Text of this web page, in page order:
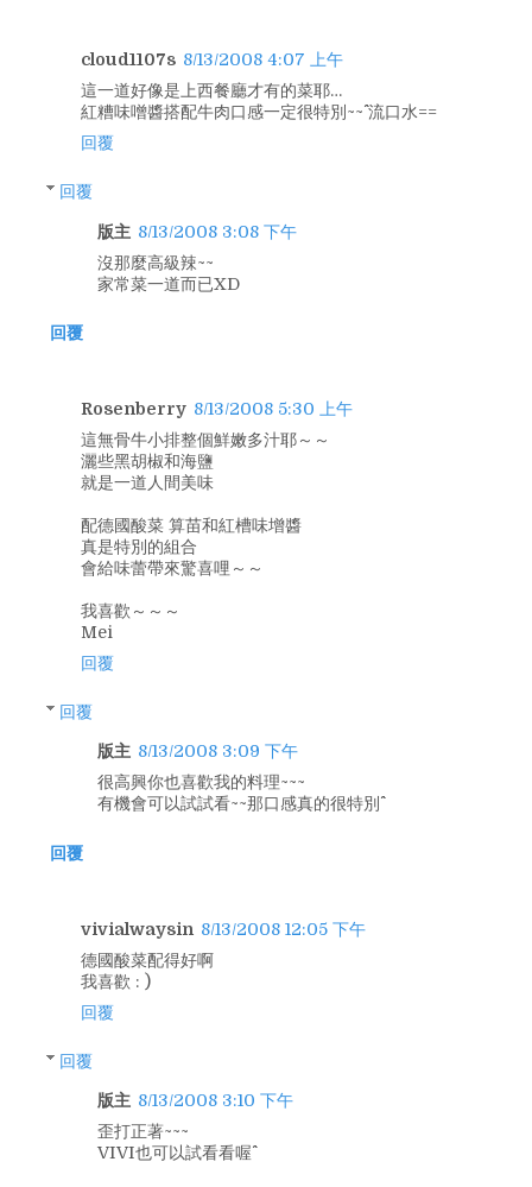
cloud1107s 8/13/2008 4:07 上午
這一道好像是上西餐廳才有的菜耶…
紅糟味噌醬搭配牛肉口感一定很特別~~^^ 流口水==
回覆
回覆
版主 8/13/2008 3:08 下午
沒那麼高級辣~~
家常菜一道而已XD
回覆
Rosenberry 8/13/2008 5:30 上午
這無骨牛小排整個鮮嫩多汁耶～～
灑些黑胡椒和海鹽
就是一道人間美味
配德國酸菜 算苗和紅槽味增醬
真是特別的組合
會給味蕾帶來驚喜哩～～
我喜歡～～～
Mei
回覆
回覆
版主 8/13/2008 3:09 下午
很高興你也喜歡我的料理~~~
有機會可以試試看~~那口感真的很特別^^
回覆
vivialwaysin 8/13/2008 12:05 下午
德國酸菜配得好啊
我喜歡 : )
回覆
回覆
版主 8/13/2008 3:10 下午
歪打正著~~~
VIVI也可以試看看喔^^